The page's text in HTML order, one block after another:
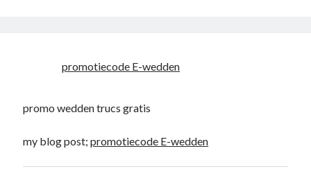
promotiecode E-wedden
promo wedden trucs gratis
my blog post;promotiecode E-wedden